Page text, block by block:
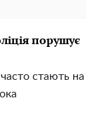
порушує
стають на